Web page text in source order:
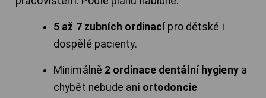
5 až 7 zubních ordinací pro dětské i
dospělé pacienty.
Minimálně 2 ordinace dentální hygienya
chybět nebude ani ortodoncie